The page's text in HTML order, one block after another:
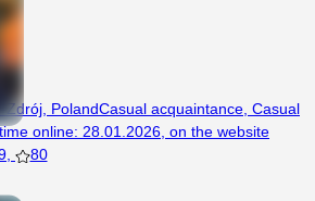
Zdrój, PolandCasual acquaintance Casual
online: 28.01.2026 on the website
80